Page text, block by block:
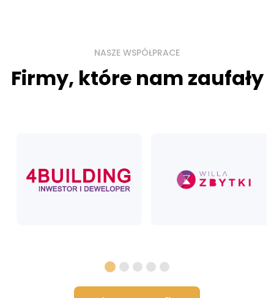
NASZE WSPÓŁPRACE
Firmy, które nam zaufały